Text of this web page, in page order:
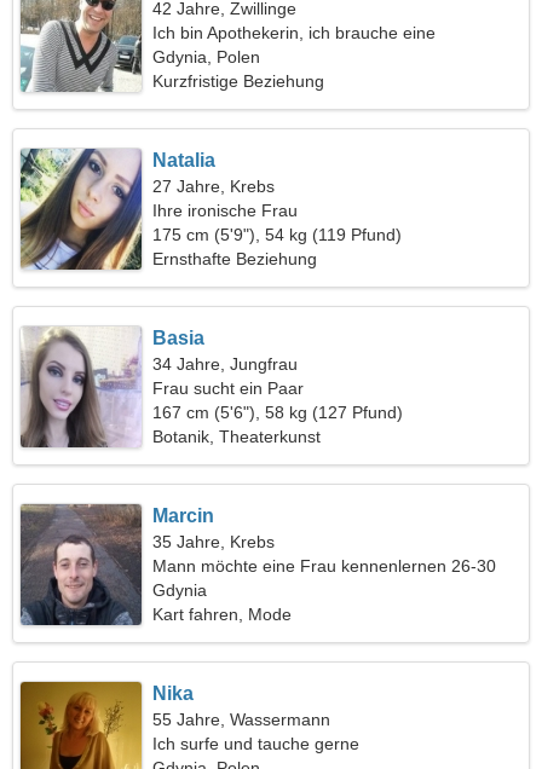
42 Jahre, Zwillinge
Ich bin Apothekerin, ich brauche eine
wundervolle Frau
Gdynia, Polen
Kurzfristige Beziehung
Natalia
27 Jahre, Krebs
Ihre ironische Frau
175 cm (5'9"), 54 kg (119 Pfund)
Ernsthafte Beziehung
Basia
34 Jahre, Jungfrau
Frau sucht ein Paar
167 cm (5'6"), 58 kg (127 Pfund)
Botanik, Theaterkunst
Marcin
35 Jahre, Krebs
Mann möchte eine Frau kennenlernen 26-30
Gdynia
Kart fahren, Mode
Nika
55 Jahre, Wassermann
Ich surfe und tauche gerne